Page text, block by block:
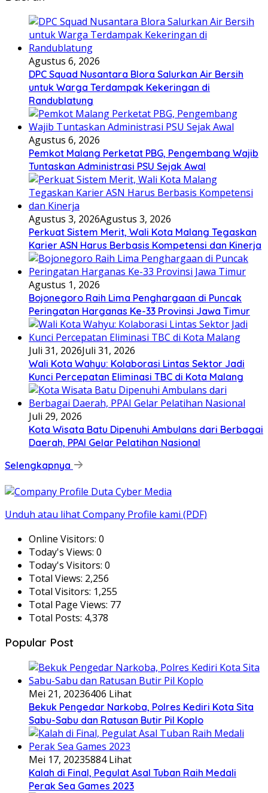
Agustus 6, 2026
DPC Squad Nusantara Blora Salurkan Air Bersih
untuk Warga Terdampak Kekeringan di
Randublatung
Agustus 6, 2026
Pemkot Malang Perketat PBG, Pengembang Wajib
Tuntaskan Administrasi PSU Sejak Awal
Agustus 3, 2026Agustus 3, 2026
Perkuat Sistem Merit, Wali Kota Malang Tegaskan
Karier ASN Harus Berbasis Kompetensi dan Kinerja
Agustus 1, 2026
Bojonegoro Raih Lima Penghargaan di Puncak
Peringatan Harganas Ke-33 Provinsi Jawa Timur
Juli 31, 2026Juli 31, 2026
Wali Kota Wahyu: Kolaborasi Lintas Sektor Jadi
Kunci Percepatan Eliminasi TBC di Kota Malang
Juli 29, 2026
Kota Wisata Batu Dipenuhi Ambulans dari Berbagai
Daerah, PPAI Gelar Pelatihan Nasional
Selengkapnya
Unduh atau lihat Company Profile kami (PDF)
Online Visitors: 0
Today's Views: 0
Today's Visitors: 0
Total Views: 2,256
Total Visitors: 1,255
Total Page Views: 77
Total Posts: 4,378
Popular Post
Mei 21, 20236406 Lihat
Bekuk Pengedar Narkoba, Polres Kediri Kota Sita
Sabu-Sabu dan Ratusan Butir Pil Koplo
Mei 17, 20235884 Lihat
Kalah di Final, Pegulat Asal Tuban Raih Medali
Perak Sea Games 2023